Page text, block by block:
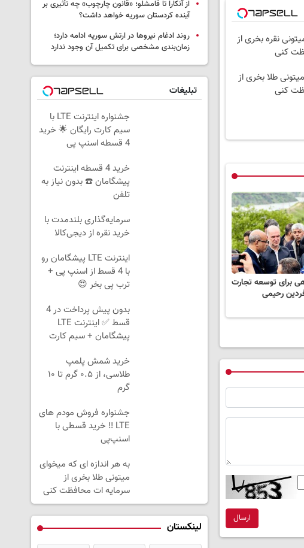
نقره بخری از
کنی
طلا بخری از
کنی
برای توسعه تجارت
رحیمی
ارسال
از آنکارا تا قامشلو؛ «قانون چارچوب» چه تأثیری بر
آینده کردستان سوریه خواهد داشت؟
روند ادغام نیروها در ارتش سوریه ادامه دارد؛
زمان‌بندی مشخصی برای تکمیل آن وجود ندارد
تبلیغات
جشنواره اینترنت LTE با
سیم کارت رایگان 🌟 خرید
4 قسطه اسنپ پی
خرید 4 قسطه اینترنت
پیشگامان ☎️ بدون نیاز به
تلفن
سرمایه‌گذاری بلندمدت با
خرید نقره از دیجی‌کالا
اینترنت LTE پیشگامان رو
با 4 قسط از اسنپ پی +
ترب پی بخر 😍
بدون پیش پرداخت در 4
قسط ✅ اینترنت LTE
پیشگامان + سیم کارت
خرید شمش پلمپ
طلاسی، از ۰.۵ گرم تا ۱۰
گرم
جشنواره فروش مودم های
LTE ‼️ خرید قسطی با
اسنپ‌پی
به هر اندازه ای که میخوای
میتونی طلا بخری از
سرمایه ات محافظت کنی
لینکستان